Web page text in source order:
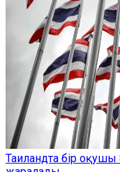
Таиландта бір